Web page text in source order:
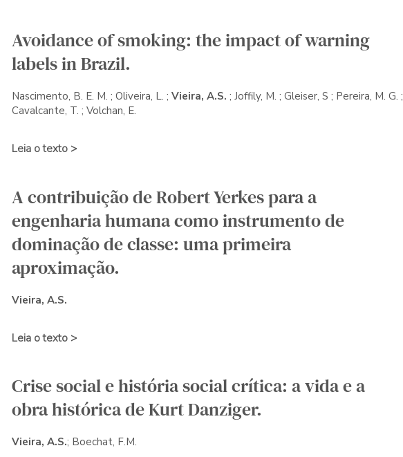
Avoidance of smoking: the impact of warning
labels in Brazil.
Nascimento, B. E. M. ; Oliveira, L. ;Vieira, A.S. ; Joffily, M. ; Gleiser, S ; Pereira, M. G. ;
Cavalcante, T. ; Volchan, E.
Leia o texto >
A contribuição de Robert Yerkes para a
engenharia humana como instrumento de
dominação de classe: uma primeira
aproximação.
Vieira, A.S.
Leia o texto >
Crise social e história social crítica: a vida e a
obra histórica de Kurt Danziger.
Vieira, A.S.; Boechat, F.M.